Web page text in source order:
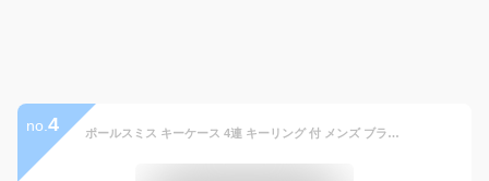
no. 4 ポールスミス キーケース 4連 キーリング 付 メンズ ブランド ハイブランド Paul Smith インセットストライプ 専用箱付 黒 ブラック 男性 紳士 本革 革 レザー 人気 おしゃれ かっこいい 20代 30代 40代 50代 ギフト プレゼント 父の日 PSQ153